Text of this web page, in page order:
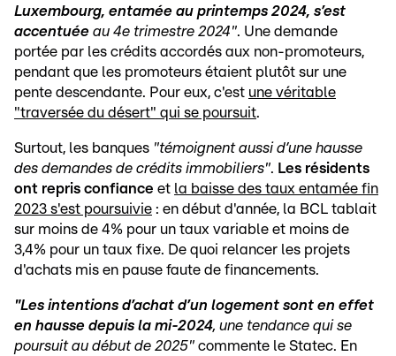
Luxembourg, entamée au printemps 2024, s’est
accentuée au 4e trimestre 2024". Une demande
portée par les crédits accordés aux non-promoteurs,
pendant que les promoteurs étaient plutôt sur une
pente descendante. Pour eux, c'est une véritable
"traversée du désert" qui se poursuit.
Surtout, les banques "témoignent aussi d’une hausse
des demandes de crédits immobiliers". Les résidents
ont repris confiance et la baisse des taux entamée fin
2023 s'est poursuivie : en début d'année, la BCL tablait
sur moins de 4% pour un taux variable et moins de
3,4% pour un taux fixe. De quoi relancer les projets
d'achats mis en pause faute de financements.
"Les intentions d’achat d’un logement sont en effet
en hausse depuis la mi-2024, une tendance qui se
poursuit au début de 2025" commente le Statec. En